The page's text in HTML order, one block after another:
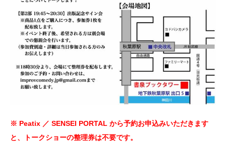
※ Peatix ／ SENSEI PORTAL から予約お申込みいただきます
と、トークショーの整理券は不要です。